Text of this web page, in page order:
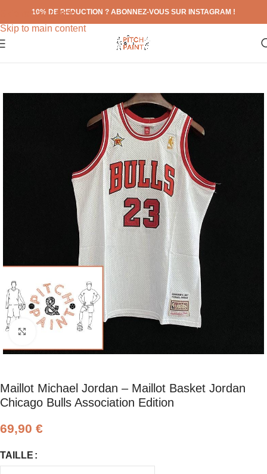
Skip to navigation
Skip to main content
10% DE REDUCTION ? ABONNEZ-VOUS SUR INSTAGRAM !
Click to enlarge
Maillot Michael Jordan – Maillot Basket Jordan
Chicago Bulls Association Edition
69,90 €
TAILLE